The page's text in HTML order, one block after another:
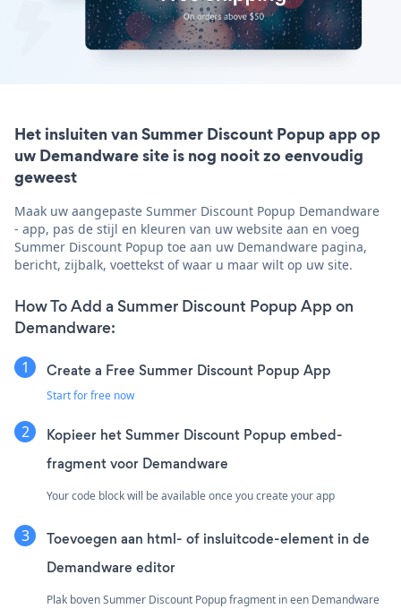
Het insluiten van Summer Discount Popup app op
uw Demandware site is nog nooit zo eenvoudig
geweest
Maak uw aangepaste Summer Discount Popup Demandware
- app, pas de stijl en kleuren van uw website aan en voeg
Summer Discount Popup toe aan uw Demandware pagina,
bericht, zijbalk, voettekst of waar u maar wilt op uw site.
How To Add a Summer Discount Popup App on
Demandware:
Create a Free Summer Discount Popup App
Start for free now
Kopieer het Summer Discount Popup embed-
fragment voor Demandware
Your code block will be available once you create your app
Toevoegen aan html- of insluitcode-element in de
Demandware editor
Plak boven Summer Discount Popup fragment in een Demandware